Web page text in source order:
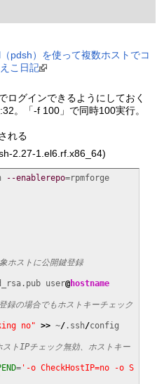
pdsh）を使って複数ホストでコ
こ日記
ログインできるようにしておく
。「-f 100」で同時100実行。
れる
2.27-1.el6.rf.x86_64)
--enablerepo=rpmforge
ホストに公開鍵登録
user@hostname
の場合でもホストキーチェック
no" >> ~/.ssh/config
トIPチェック無効、ホストキー
='-o CheckHostIP=no -o S